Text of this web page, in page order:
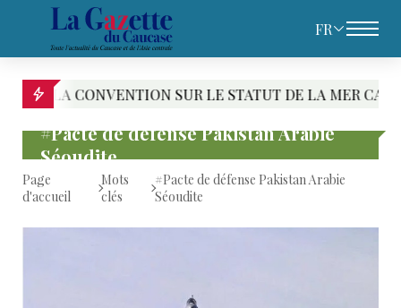
FR
SUR LE STATUT DE LA MER CASPIENNE :
#Pacte de défense Pakistan Arabie
Séoudite
Page
d'accueil
Mots
clés
#Pacte de défense Pakistan Arabie
Séoudite